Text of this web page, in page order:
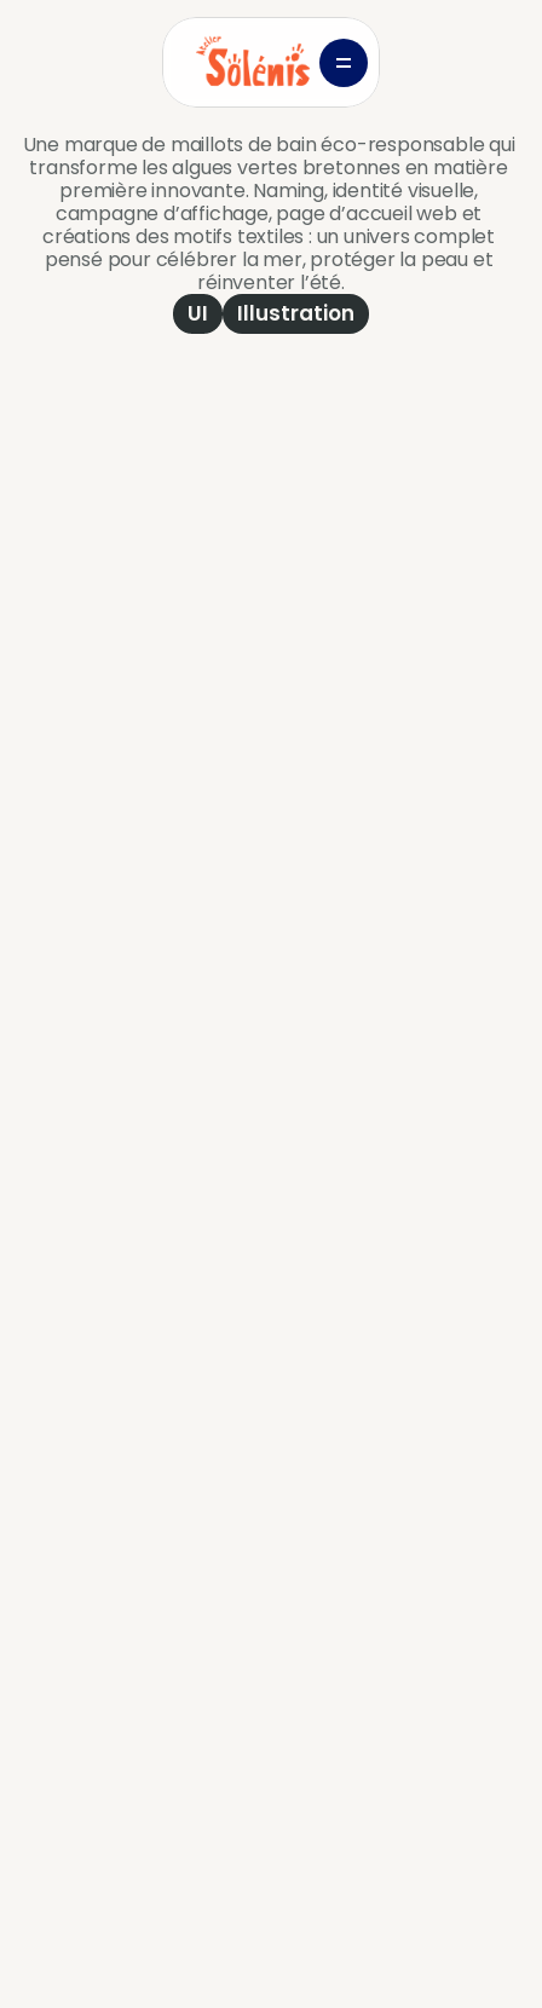
Projets Services
commeune écrevisse
Une marque de maillots de bain éco-responsable qui
transforme les algues vertes bretonnes en matière
première innovante. Naming, identité visuelle,
campagne d’affichage, page d’accueil web et
créations des motifs textiles : un univers complet
pensé pour célébrer la mer, protéger la peau et
réinventer l’été.
UI Illustration